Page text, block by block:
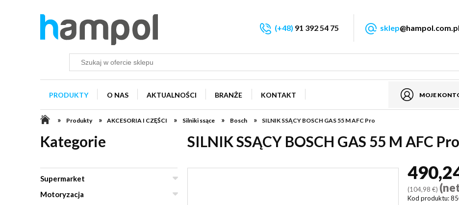
MOJE
(+48) 91 392 54 75 sklep@hampol.com.pl
PRODUKTY O NAS AKTUALNOŚCI BRANŻE KONTAKT
» Produkty » AKCESORIA I CZĘŚCI » Silniki ssące » Bosch » SILNIK SSĄCY BOSCH GAS 55 M AFC Pro
Kategorie
Supermarket
Motoryzacja
SILNIK SSĄCY BOSCH GAS 55 M AFC Pro
(104,98 €)
Kod produktu: